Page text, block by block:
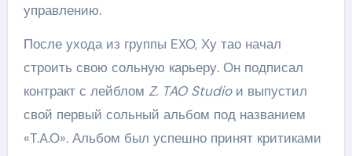
управлению.
После ухода из группы EXO, Ху тао начал
строить свою сольную карьеру. Он подписал
контракт с лейблом Z. TAO Studioи выпустил
свой первый сольный альбом под названием
«T.A.O». Альбом был успешно принят критиками